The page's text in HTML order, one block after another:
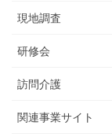
現地調査
研修会
訪問介護
関連事業サイト